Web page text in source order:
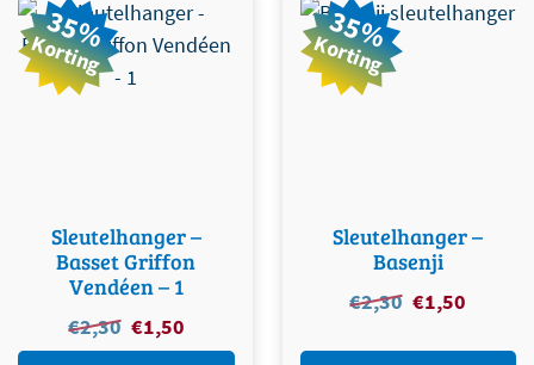
35%
Korting
Sleutelhanger –
Basset Griffon
Vendéen – 1
€2,30 Oorspronkelijke
prijs
€1,50Huidige
prijs
35%
Korting
Sleutelhanger –
Basenji
€2,30 Oorspronkelijke
was:
€1,50
is: